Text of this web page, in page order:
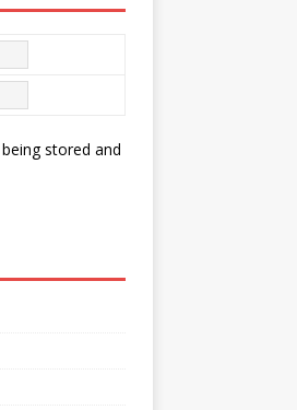
stored and